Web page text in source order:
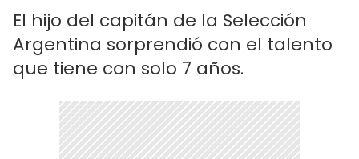
El hijo del capitán de la Selección
Argentina sorprendió con el talento
que tiene con solo 7 años.